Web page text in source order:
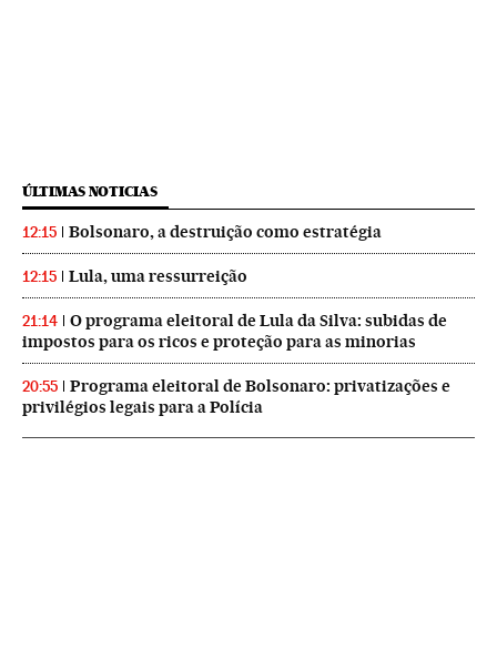
ÚLTIMAS NOTICIAS
12:15 Bolsonaro, a destruição como estratégia
12:15 Lula, uma ressurreição
21:14
O programa eleitoral de Lula da Silva: subidas de
impostos para os ricos e proteção para as minorias
20:55
Programa eleitoral de Bolsonaro: privatizações e
privilégios legais para a Polícia